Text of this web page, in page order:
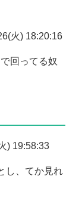
火) 18:20:16
回ってる奴
) 19:58:33
し、てか見れ